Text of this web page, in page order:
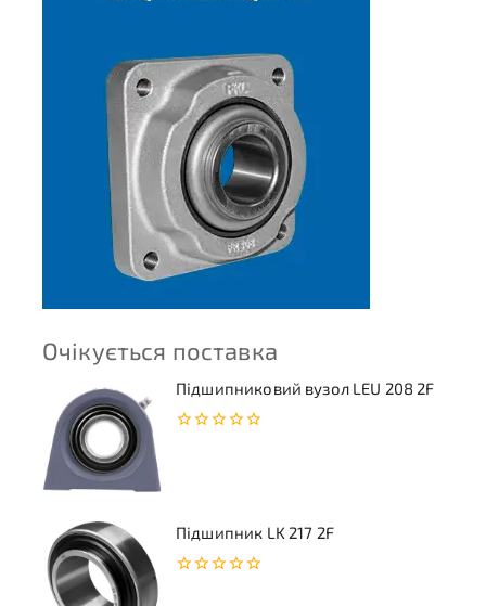
Очікується поставка
Підшипниковий вузол LEU 208 2F
Підшипник LK 217 2F